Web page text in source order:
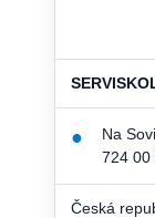
●
Na
724 00
Česká